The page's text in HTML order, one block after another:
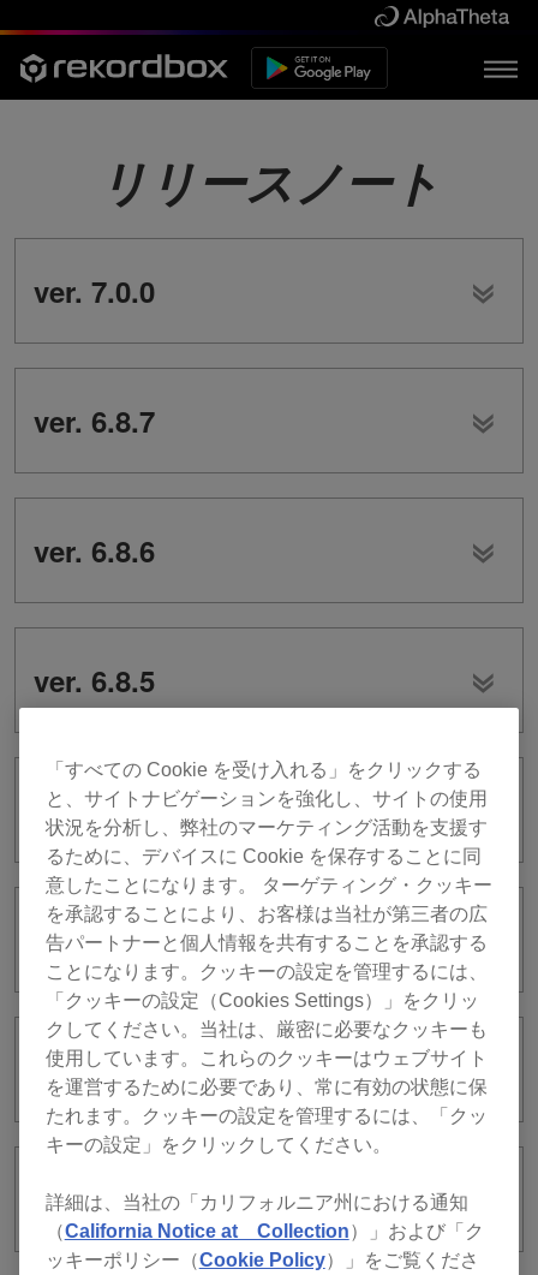
リリースノート
ver. 7.0.0
ver. 6.8.7
ver. 6.8.6
ver. 6.8.5
ver. 6.8.4
ver. 6.8.3
ver. 6.8.2
ver. 6.8.1
「すべての Cookie を受け入れる」をクリックする
と、サイトナビゲーションを強化し、サイトの使用
状況を分析し、弊社のマーケティング活動を支援す
るために、デバイスに Cookie を保存することに同
意したことになります。 ターゲティング・クッキー
を承認することにより、お客様は当社が第三者の広
告パートナーと個人情報を共有することを承認する
ことになります。クッキーの設定を管理するには、
「クッキーの設定（Cookies Settings）」をクリッ
クしてください。当社は、厳密に必要なクッキーも
使用しています。これらのクッキーはウェブサイト
を運営するために必要であり、常に有効の状態に保
たれます。クッキーの設定を管理するには、「クッ
キーの設定」をクリックしてください。
詳細は、当社の「カリフォルニア州における通知
（California Notice at Collection）」および「ク
ッキーポリシー（Cookie Policy）」をご覧くださ